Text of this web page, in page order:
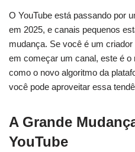
O YouTube está passando por
em 2025, e canais pequenos
mudança. Se você é um
em começar um canal, este é o
como o novo algoritmo da
você pode aproveitar essa
A Grande
YouTube